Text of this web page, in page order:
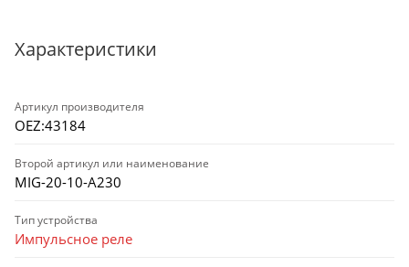
Характеристики
Артикул производителя
OEZ:43184
Второй артикул или наименование
MIG-20-10-A230
Тип устройства
Импульсное реле